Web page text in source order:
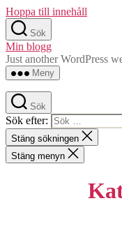
Hoppa till innehåll
Sök
Min blogg
Just another WordPress
Meny
Sök
Sök efter:
Stäng sökningen
Stäng menyn